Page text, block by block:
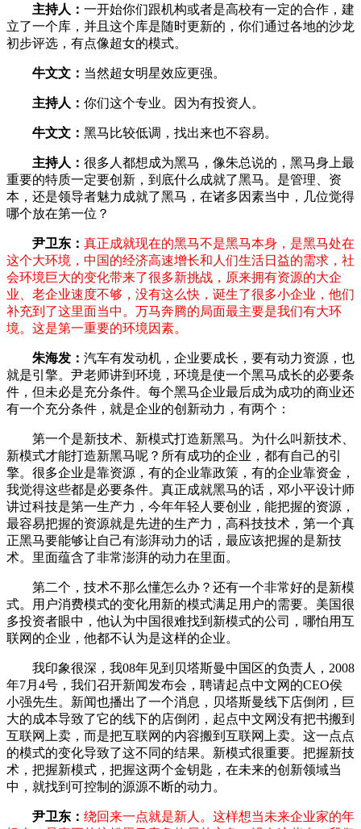
主持人： 一开始你们跟机构或者是高校有一定的合作，建
立了一个库，并且这个库是随时更新的，你们通过各地的沙龙
初步评选，有点像超女的模式。
牛文文： 当然超女明星效应更强。
主持人： 你们这个专业。因为有投资人。
牛文文： 黑马比较低调，找出来也不容易。
主持人： 很多人都想成为黑马，像朱总说的，黑马身上最
重要的特质一定要创新，到底什么成就了黑马。是管理、资
本，还是领导者魅力成就了黑马，在诸多因素当中，几位觉得
哪个放在第一位？
尹卫东： 真正成就现在的黑马不是黑马本身，是黑马处在
这个大环境，中国的经济高速增长和人们生活日益的需求，社
会环境巨大的变化带来了很多新挑战，原来拥有资源的大企
业、老企业速度不够，没有这么快，诞生了很多小企业，他们
补充到了这里面当中。万马奔腾的局面最主要是我们有大环
境。这是第一重要的环境因素。
朱海发： 汽车有发动机，企业要成长，要有动力资源，也
就是引擎。尹老师讲到环境，环境是使一个黑马成长的必要条
件，但未必是充分条件。每个黑马企业最后成为成功的商业还
有一个充分条件，就是企业的创新动力，有两个：
第一个是新技术、新模式打造新黑马。为什么叫新技术、
新模式才能打造新黑马呢？所有成功的企业，都有自己的引
擎。很多企业是靠资源，有的企业靠政策，有的企业靠资金，
我觉得这些都是必要条件。真正成就黑马的话，邓小平设计师
讲过科技是第一生产力，今年年轻人要创业，能把握的资源，
最容易把握的资源就是先进的生产力，高科技技术，第一个真
正黑马要能够让自己有澎湃动力的话，最应该把握的是新技
术。里面蕴含了非常澎湃的动力在里面。
第二个，技术不那么懂怎么办？还有一个非常好的是新模
式。用户消费模式的变化用新的模式满足用户的需要。美国很
多投资者眼中，他认为中国很难找到新模式的公司，哪怕用互
联网的企业，他都不认为是这样的企业。
我印象很深，我08年见到贝塔斯曼中国区的负责人，2008
年7月4号，我们召开新闻发布会，聘请起点中文网的CEO侯
小强先生。新闻也播出了一个消息，贝塔斯曼线下店倒闭，巨
大的成本导致了它的线下的店倒闭，起点中文网没有把书搬到
互联网上卖，而是把互联网的内容搬到互联网上卖。这一点点
的模式的变化导致了这不同的结果。新模式很重要。把握新技
术，把握新模式，把握这两个金钥匙，在未来的创新领域当
中，就找到可控制的源源不断的动力。
尹卫东： 绕回来一点就是新人。这样想当未来企业家的年